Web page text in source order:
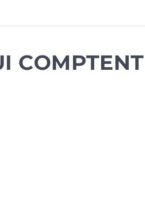
COMPTENT